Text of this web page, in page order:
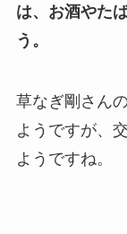
は、お酒やた
う。
草なぎ剛さん
ようですが、
ようですね。